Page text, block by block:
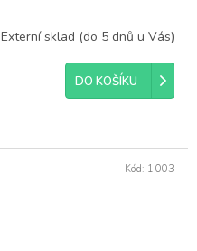
R
M
Externí sklad (do 5 dnů u Vás)
DO KOŠÍKU
Kód: 1003